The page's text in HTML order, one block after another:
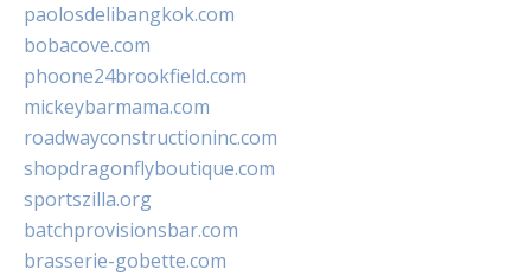
paolosdelibangkok.com
bobacove.com
phoone24brookfield.com
mickeybarmama.com
roadwayconstructioninc.com
shopdragonflyboutique.com
sportszilla.org
batchprovisionsbar.com
brasserie-gobette.com